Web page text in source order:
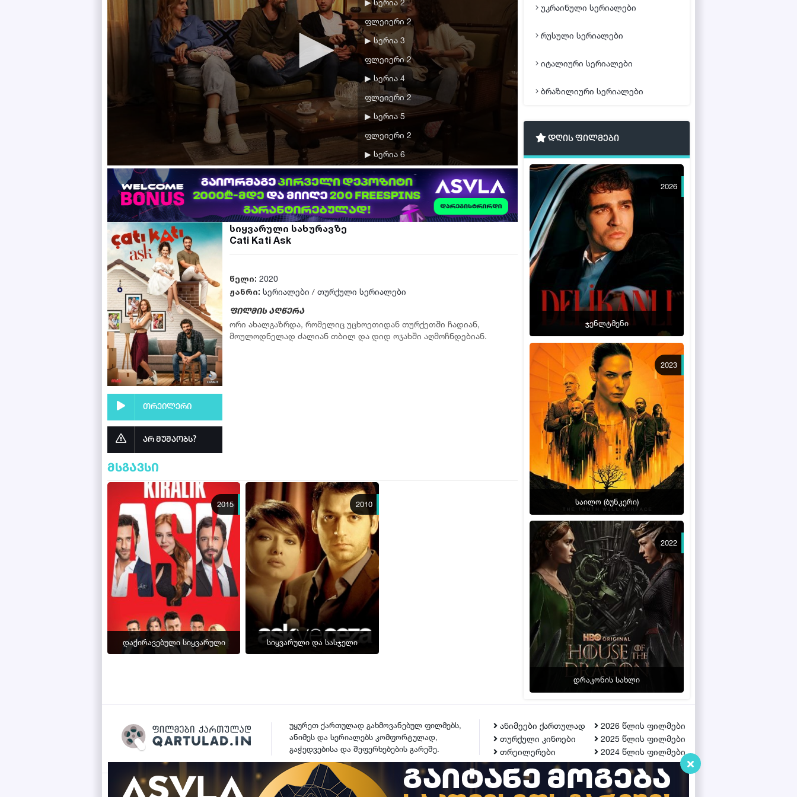
▶ სერია 2
ფლეიერი 2
▶ სერია 3
ფლეიერი 2
▶ სერია 4
ფლეიერი 2
▶ სერია 5
ფლეიერი 2
▶ სერია 6
ფლეიერი 2
▶ სერია 7
ფლეიერი 2
ფლეიერი 2
ფლეიერი 2
▶ სერია 11
▶ სერია 15
ფლეიერი 2
▶ სერია 16
ფლეიერი 2
▶ სერია 17
ფლეიერი 2
ფლეიერი 2
ფლეიერი 2
▶ სერია 21
ფლეიერი 2
▶ სერია 22
ფლეიერი 2
თრეილერი
არ მუშაობს?
სიყვარული სახურავზე
Cati Kati Ask
წელი: 2020
ჟანრი: სერიალები / თურქული სერიალები
ფილმის აღწერა
ორი ახალგაზრდა, რომელიც უცხოეთიდან თურქეთში ჩადიან,
მოულოდნელად ძალიან თბილ და დიდ ოჯახში აღმოჩნდებიან.
მსგავსი
2015
დაქირავებული სიყვარული
2010
სიყვარული და სასჯელი
უკრაინული სერიალები
რუსული სერიალები
იტალიური სერიალები
ბრაზილიური სერიალები
დღის ფილმები
2026
ჯენლტმენი
2023
საილო (ბუნკერი)
2022
დრაკონის სახლი
უყურეთ ქართულად გახმოვანებულ ფილმებს,
ანიმეს და სერიალებს კომფორტულად,
გაჭედვებისა და შეფერხებების გარეშე.
ანიმეები ქართულად
თურქული კინოები
თრეილერები
2026 წლის ფილმები
2025 წლის ფილმები
2024 წლის ფილმები
ᲙᲝᲜᲢᲐᲥᲢᲘ
Qartulad.in © 2026